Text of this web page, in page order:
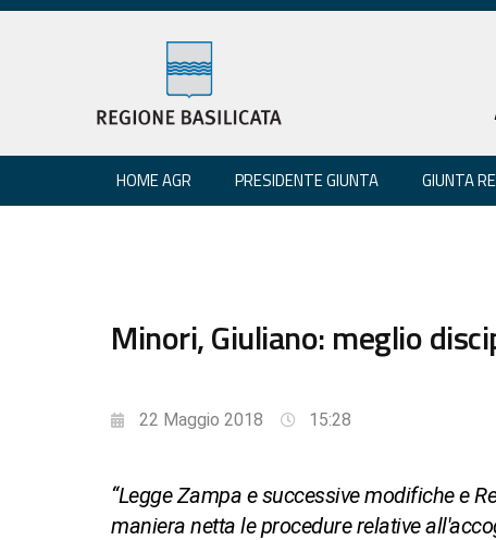
HOME AGR PRESIDENTE GIUNTA GIUNTA
Minori, Giuliano: meglio
22 Maggio 2018 15:28
“Legge Zampa e successive modifiche e
maniera netta le procedure relative